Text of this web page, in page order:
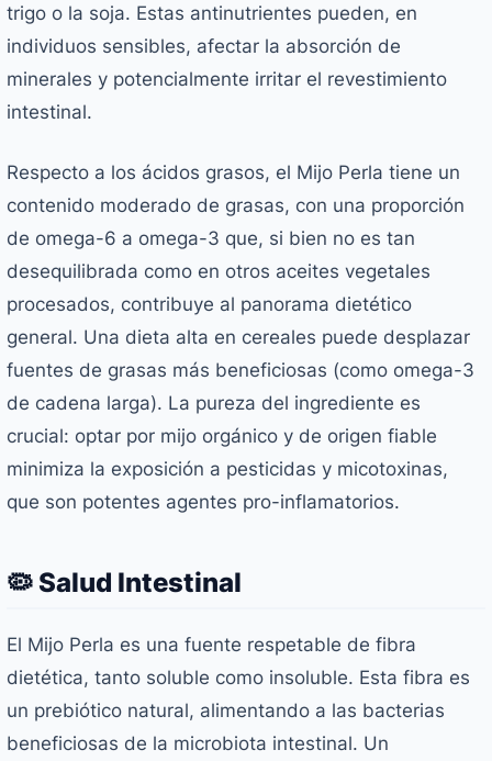
trigo o la soja. Estas antinutrientes pueden, en
individuos sensibles, afectar la absorción de
minerales y potencialmente irritar el revestimiento
intestinal.
Respecto a los ácidos grasos, el Mijo Perla tiene un
contenido moderado de grasas, con una proporción
de omega-6 a omega-3 que, si bien no es tan
desequilibrada como en otros aceites vegetales
procesados, contribuye al panorama dietético
general. Una dieta alta en cereales puede desplazar
fuentes de grasas más beneficiosas (como omega-3
de cadena larga). La pureza del ingrediente es
crucial: optar por mijo orgánico y de origen fiable
minimiza la exposición a pesticidas y micotoxinas,
que son potentes agentes pro-inflamatorios.
🦠 Salud Intestinal
El Mijo Perla es una fuente respetable de fibra
dietética, tanto soluble como insoluble. Esta fibra es
un prebiótico natural, alimentando a las bacterias
beneficiosas de la microbiota intestinal. Un